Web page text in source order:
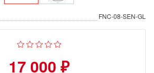
FNC-08-SEN-GL
17 000 ₽